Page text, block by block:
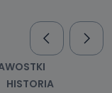
HISTORIA